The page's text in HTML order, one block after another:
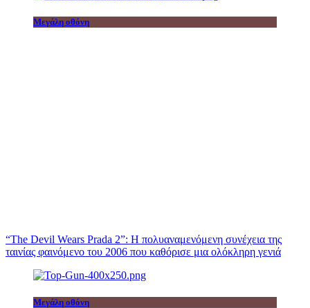
Μεγάλη οθόνη
“The Devil Wears Prada 2”: Η πολυαναμενόμενη συνέχεια της
ταινίας φαινόμενο του 2006 που καθόρισε μια ολόκληρη γενιά
Μεγάλη οθόνη